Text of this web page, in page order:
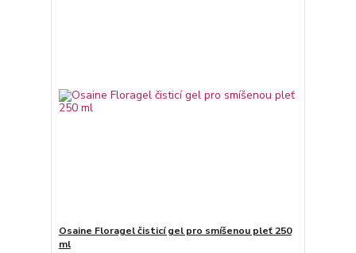
Osaine Floragel čisticí gel pro smíšenou pleť 250
ml